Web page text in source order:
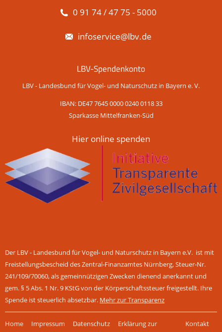
0 91 74 / 47 75 - 5000
infoservice@lbv.de
LBV-Spendenkonto
LBV - Landesbund für Vogel- und Naturschutz in Bayern e. V.
IBAN: DE47 7645 0000 0240 0118 33
Sparkasse Mittelfranken-Süd
Hier online spenden
Der LBV - Landesbund für Vogel- und Naturschutz in Bayern e.V. ist mit
Freistellungsbescheid des Zentral-Finanzamtes Nürnberg, Steuer-Nr.
241/109/70060, als gemeinnützigen Zwecken dienend anerkannt und
gem. § 5 Abs. 1 Nr. 9 KStG von der Körperschaftssteuer freigestellt. Ihre
Spende ist steuerlich absetzbar. Mehr zur Transparenz
überspringen
Home Impressum Datenschutz
Erklärung zur
Kontakt